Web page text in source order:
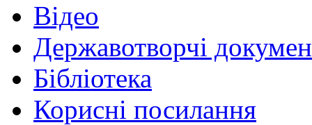
Відео
Державотворчі
Бібліотека
Корисні посилання